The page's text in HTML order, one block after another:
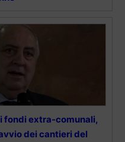
fondi extra-comunali,
dei cantieri del